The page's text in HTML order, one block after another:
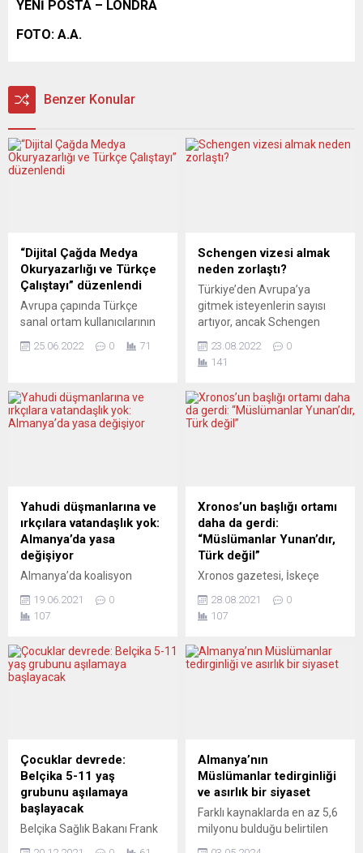
YENİ POSTA – LONDRA
FOTO: A.A.
Benzer Konular
“Dijital Çağda Medya
Okuryazarlığı ve Türkçe
Çalıştayı” düzenlendi
Avrupa çapında Türkçe
sanal ortam kullanıcılarının
geliştirilmesi ve dünyada en
yaygınlaştırılması için
düzenlenen çalıştaylar dizisi
oturumu yapıldı. Türkiye
Cumhuriyeti Kültür ve
Turizm Bakanlığının destek
verdiği, Radyo ve Televizyon
Üst...
25.06.2022 0 71
Schengen vizesi almak
neden zorlaştı?
Türkiye’den Avrupa’ya
gitmek isteyenlerin sayısı
artıyor, ancak Schengen
AKPM Üyesi Altunyaldız da
Schengen Bilgi Sistemi’nin
olduğunu söylüyor. Çoğu
Avrupa Birliği (AB) üyesi
ile ilgili şikayetler son
dönemde yoğunlaştı. Çoğu
AB’ye üye olan...
23.08.2022
0
141
Yahudi düşmanlarına ve
ırkçılara vatandaşlık yok:
Almanya’da yasa
değişiyor
Almanya’da koalisyon
ırkçı güdülerle işlenen
suçlardan mahkûm olanların
geçişini engellemek için ilgili
yasada değişiklik konusunda
(SPD), Alman
vatandaşlığına geçiş ile ilgili
yasada değişiklik yapılması
konusunda uzlaşmaya
vardı. Bild gazetesinin
haberine göre, Yahudilik...
19.06.2021
0
107
Xronos’un başlığı ortamı
daha da gerdi:
“Müslümanlar Yunan’dır,
Türk değil”
Xronos gazetesi, İskeçe
başvurusunu 29 Haziran
2021’de reddeden
Birliği’nin yanlış ve yasadışı
bir şekilde üyelerini Yunan
başvurusunu reddettiğini
yazdı. Xronos, Yargıtay’ın bu
kararı ile Müslüman azınlığa
mensup olanların Yunan
olduğunun netleştirildiğini...
28.08.2021
0
107
Çocuklar devrede:
Belçika 5-11 yaş
grubunu aşılamaya
başlayacak
Belçika Sağlık Bakanı Frank
Almanya’nın
Müslümanlar tedirginliği
ve asırlık bir siyaset
Farklı kaynaklarda en az 5,6
milyonu bulduğu belirtilen